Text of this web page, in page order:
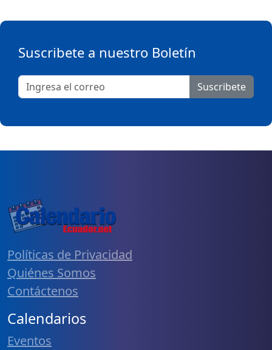
Suscribete a nuestro Boletín
Suscribete
Políticas de Privacidad
Quiénes Somos
Contáctenos
Calendarios
Eventos